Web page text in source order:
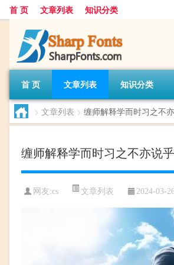
首 页 文章列表 知识分类
首 页 文章列表 知识分类
> 文章列表 > 缠师解释学而时习之不
缠师解释学而时习之不亦说
网友:cs 文章列表 2024-03-